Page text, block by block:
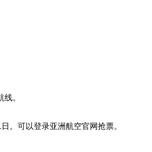
。
。可以登录亚洲航空官网抢票。